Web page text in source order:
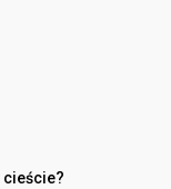
cieście?